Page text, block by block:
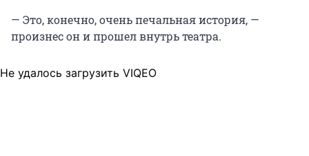
— Это, конечно, очень печальная история, —
произнес он и прошел внутрь театра.
Не удалось загрузить VIQEO